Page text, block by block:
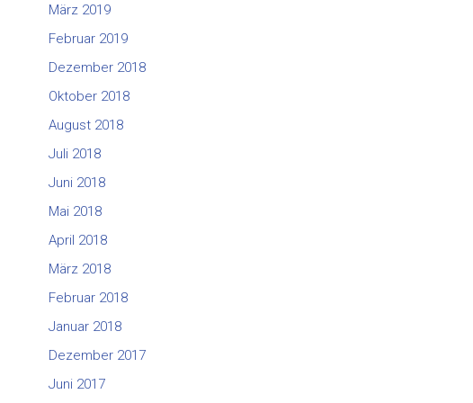
März 2019
Februar 2019
Dezember 2018
Oktober 2018
August 2018
Juli 2018
Juni 2018
Mai 2018
April 2018
März 2018
Februar 2018
Januar 2018
Dezember 2017
Juni 2017